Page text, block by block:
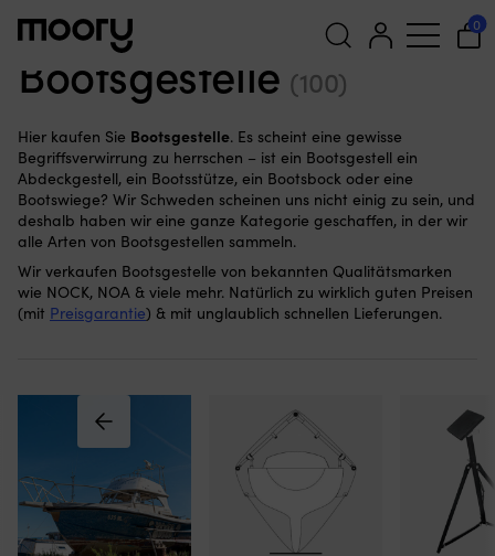
Suchen
0
Bootsgestelle
Bootsgestelle (100)
Hier kaufen Sie Bootsgestelle. Es scheint eine gewisse
Begriffsverwirrung zu herrschen – ist ein Bootsgestell ein
Abdeckgestell, ein Bootsstütze, ein Bootsbock oder eine
Bootswiege? Wir Schweden scheinen uns nicht einig zu sein, und
deshalb haben wir eine ganze Kategorie geschaffen, in der wir
alle Arten von Bootsgestellen sammeln.
Wir verkaufen Bootsgestelle von bekannten Qualitätsmarken
wie NOCK, NOA & viele mehr. Natürlich zu wirklich guten Preisen
(mit Preisgarantie) & mit unglaublich schnellen Lieferungen.